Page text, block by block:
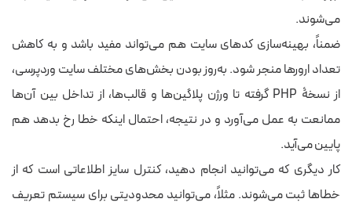
می‌شوند.
ضمناً، بهینه‌سازی کدهای سایت هم می‌تواند مفید باشد و به کاهش
تعداد ارورها منجر شود. به‌روز بودن بخش‌های مختلف سایت وردپرسی،
از نسخۀ PHP گرفته تا ورژن پلاگین‌ها و قالب‌ها، از تداخل بین آن‌ها
ممانعت به عمل می‌آورد و در نتیجه، احتمال اینکه خطا رخ بدهد هم
پایین می‌آید.
کار دیگری که می‌توانید انجام دهید، کنترل سایز اطلاعاتی است که از
خطاها ثبت می‌شوند. مثلاً، می‌توانید محدودیتی برای سیستم تعریف